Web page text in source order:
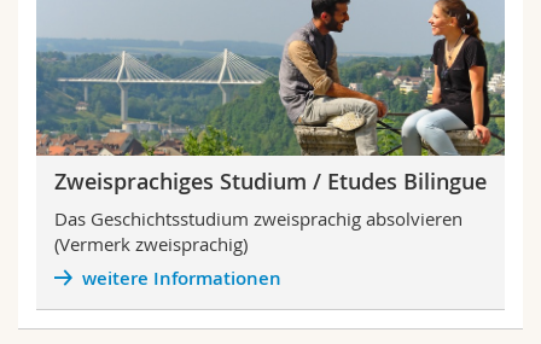
Zweisprachiges Studium / Etudes Bilingue
Das Geschichtsstudium zweisprachig absolvieren
(Vermerk zweisprachig)
weitere Informationen